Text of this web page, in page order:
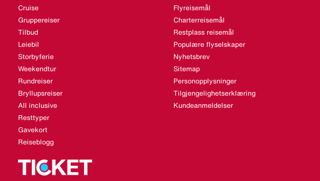
Cruise
Gruppereiser
Tilbud
Leiebil
Storbyferie
Weekendtur
Rundreiser
Bryllupsreiser
All inclusive
Resttyper
Gavekort
Reiseblogg
Flyreisemål
Charterreisemål
Restplass reisemål
Populære flyselskaper
Nyhetsbrev
Sitemap
Personopplysninger
Tilgjengelighetserklæring
Kundeanmeldelser